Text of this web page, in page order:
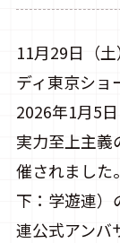
11月29日（
ディ東京ショ
2026年1月5
実力至上主義
催されました
下：学遊連）
連公式アンバ